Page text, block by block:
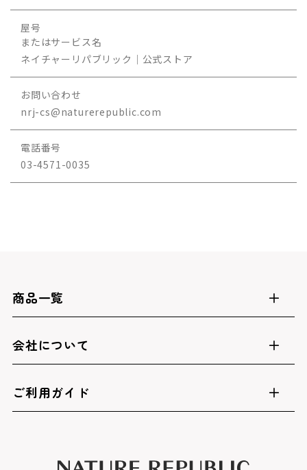
屋号
またはサービス名
ネイチャーリパブリック｜公式ストア
お問い合わせ
nrj-cs@naturerepublic.com
電話番号
03-4571-0035
商品一覧
会社について
ご利用ガイド